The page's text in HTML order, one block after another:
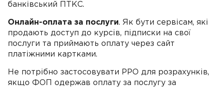
банківський ПТКС.
Онлайн-оплата за послуги. Як бути сервісам, які
продають доступ до курсів, підписки на свої
послуги та приймають оплату через сайт
платіжними картками.
Не потрібно застосовувати РРО для розрахунків,
якщо ФОП одержав оплату за послугу за